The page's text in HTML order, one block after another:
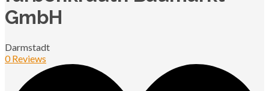
GmbH
Darmstadt
0 Reviews